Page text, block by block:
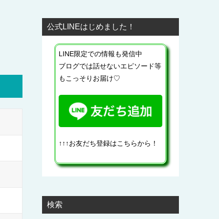
公式LINEはじめました！
LINE限定での情報も発信中
ブログでは話せないエピソード等
もこっそりお届け♡
↑↑↑お友だち登録はこちらから！
検索